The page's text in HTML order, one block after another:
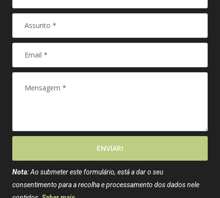
ENVIAR!
Nota:Ao submeter este formulário, está a dar o seu
consentimento para a recolha e processamento dos dados nele